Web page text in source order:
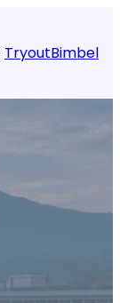
TryoutBimbel